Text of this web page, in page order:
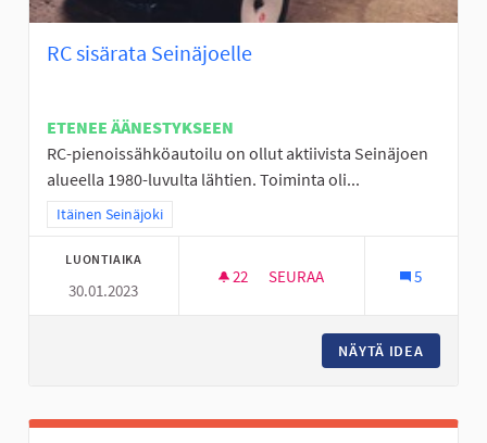
RC sisärata Seinäjoelle
ETENEE ÄÄNESTYKSEEN
RC-pienoissähköautoilu on ollut aktiivista Seinäjoen
alueella 1980-luvulta lähtien. Toiminta oli...
Rajaa tulokset teeman mukaan: Itäinen Seinäjoki
Itäinen Seinäjoki
LUONTIAIKA
30.01.2023
22 22 SEURAAJAA
SEURAA 5
NÄYTÄ IDEA